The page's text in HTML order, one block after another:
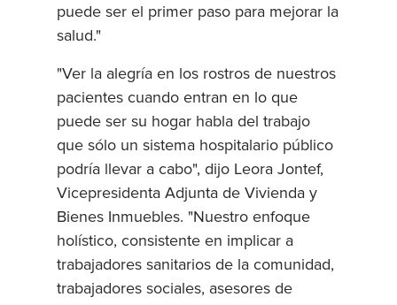
puede ser el primer paso para mejorar la
salud."
"Ver la alegría en los rostros de nuestros
pacientes cuando entran en lo que
puede ser su hogar habla del trabajo
que sólo un sistema hospitalario público
podría llevar a cabo", dijo Leora Jontef,
Vicepresidenta Adjunta de Vivienda y
Bienes Inmuebles. "Nuestro enfoque
holístico, consistente en implicar a
trabajadores sanitarios de la comunidad,
trabajadores sociales, asesores de